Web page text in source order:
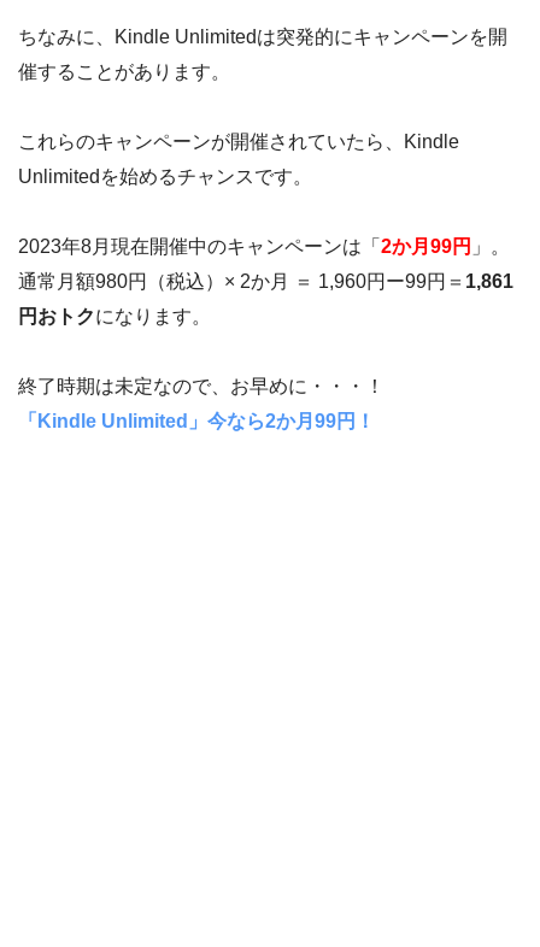
ちなみに、Kindle Unlimitedは突発的にキャンペーンを開
催することがあります。
これらのキャンペーンが開催されていたら、Kindle
Unlimitedを始めるチャンスです。
2023年8月現在開催中のキャンペーンは「 2か月99円 」。
通常月額980円（税込）× 2か月 ＝ 1,960円ー99円＝ 1,861
円おトクになります。
終了時期は未定なので、お早めに・・・！
「Kindle Unlimited」今なら2か月99円！